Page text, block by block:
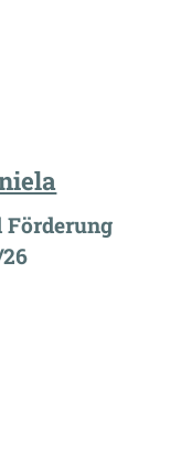
Förderung